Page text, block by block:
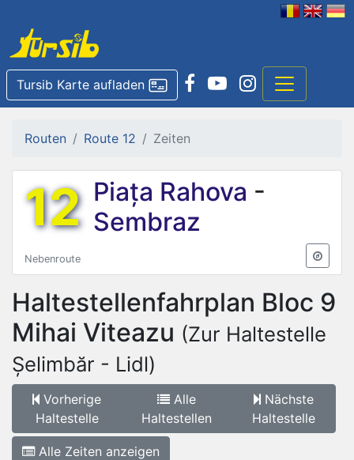
Tursib Karte aufladen
Routen Route 12 Zeiten
12 Piața Rahova -
Sembraz
Nebenroute
Haltestellenfahrplan Bloc 9
Mihai Viteazu (Zur Haltestelle
Șelimbăr - Lidl)
Vorherige
Haltestelle
Alle
Haltestellen
Nächste
Haltestelle
Alle Zeiten anzeigen